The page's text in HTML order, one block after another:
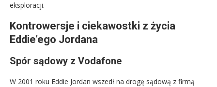
eksploracji.
Kontrowersje i ciekawostki z życia
Eddie’ego Jordana
Spór sądowy z Vodafone
W 2001 roku Eddie Jordan wszedł na drogę sądową z firmą